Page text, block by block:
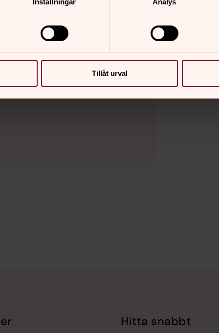
Inställningar Analys
Tillåt urval
för marknadsföring.
Hitta snabbt